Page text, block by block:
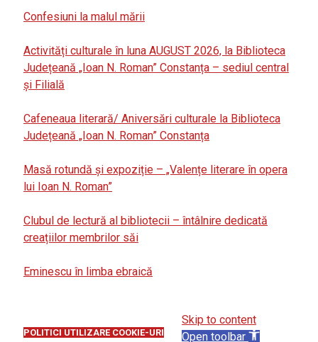
Confesiuni la malul mării
Activități culturale în luna AUGUST 2026, la Biblioteca
Județeană „Ioan N. Roman” Constanța – sediul central
și Filială
Cafeneaua literară/ Aniversări culturale la Biblioteca
Județeană „Ioan N. Roman” Constanța
Masă rotundă și expoziție – „Valențe literare în opera
lui Ioan N. Roman”
Clubul de lectură al bibliotecii – întâlnire dedicată
creațiilor membrilor săi
Eminescu în limba ebraică
POLITICI UTILIZARE COOKIE-URI
Skip to content
Open toolbar